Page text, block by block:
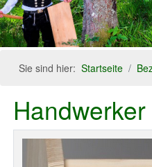
Sie sind hier:Startseite
Handwerker